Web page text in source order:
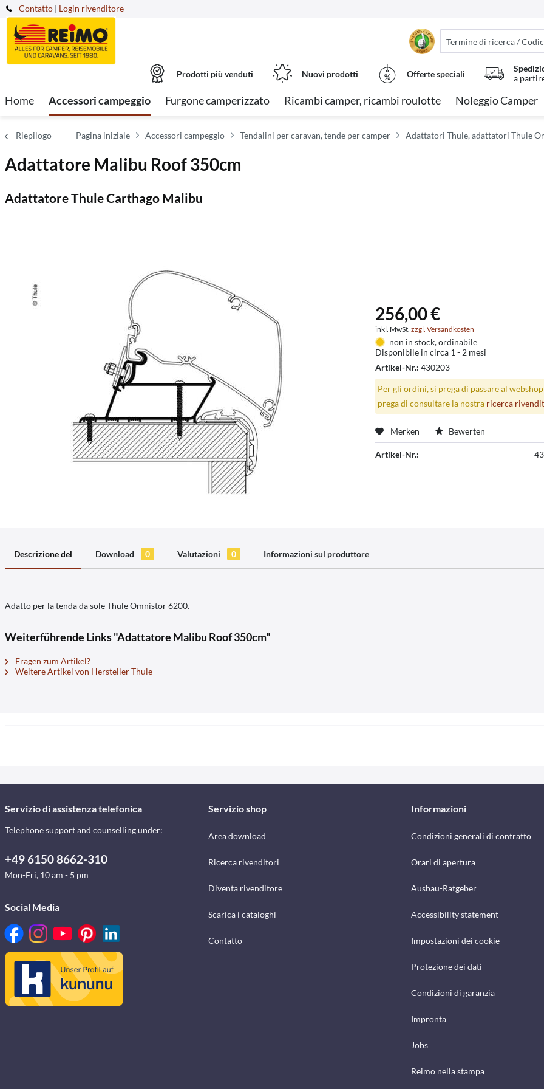
Contatto | Login rivenditore
Prodotti più venduti Nuovi prodotti Offerte speciali
a
Home Accessori campeggio Furgone camperizzato Ricambi camper, ricambi roulotte Noleggio Camper
Riepilogo Pagina iniziale Accessori campeggio Tendalini per caravan, tende per camper Adattatori Thule, adattatori Thule
Adattatore Malibu Roof 350cm
Adattatore Thule Carthago Malibu
256,00 €
inkl. MwSt. zzgl. Versandkosten
non in stock, ordinabile
Disponibile in circa 1 - 2 mesi
Artikel-Nr.: 430203
Per gli ordini, si prega di passare al
prega di consultare la nostra ricerca
Merken Bewerten
Artikel-Nr.:
Descrizione del Download 0 Valutazioni 0 Informazioni sul produttore
Adatto per la tenda da sole Thule Omnistor 6200.
Weiterführende Links "Adattatore Malibu Roof 350cm"
Fragen zum Artikel?
Weitere Artikel von Hersteller Thule
Servizio di assistenza telefonica
Telephone support and counselling under:
+49 6150 8662-310
Mon-Fri, 10 am - 5 pm
Social Media
Servizio shop
Area download
Ricerca rivenditori
Diventa rivenditore
Scarica i cataloghi
Contatto
Informazioni
Condizioni generali di contratto
Orari di apertura
Ausbau-Ratgeber
Accessibility statement
Impostazioni dei cookie
Protezione dei dati
Condizioni di garanzia
Impronta
Jobs
Reimo nella stampa